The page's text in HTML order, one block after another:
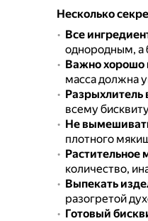
Несколько
Все
однородным, а
Важно хорошо
масса должна
Разрыхлитель
всему
Не
плотного
Растительное
количество,
Выпекать
разогретой
Готовый